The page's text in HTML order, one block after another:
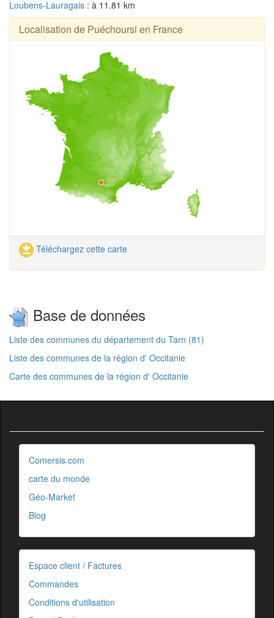
Loubens-Lauragais : à 11.81 km
Localisation de Puéchoursi en France
Téléchargez cette carte
Base de données
Liste des communes du département du Tarn (81)
Liste des communes de la région d' Occitanie
Carte des communes de la région d' Occitanie
Comersis.com
carte du monde
Géo-Market
Blog
Espace client / Factures
Commandes
Conditions d'utilisation